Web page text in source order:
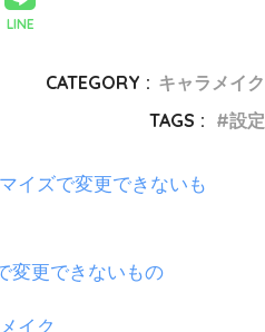
LINE
CATEGORY : キャラメイク
TAGS :
設定
変更できないもの